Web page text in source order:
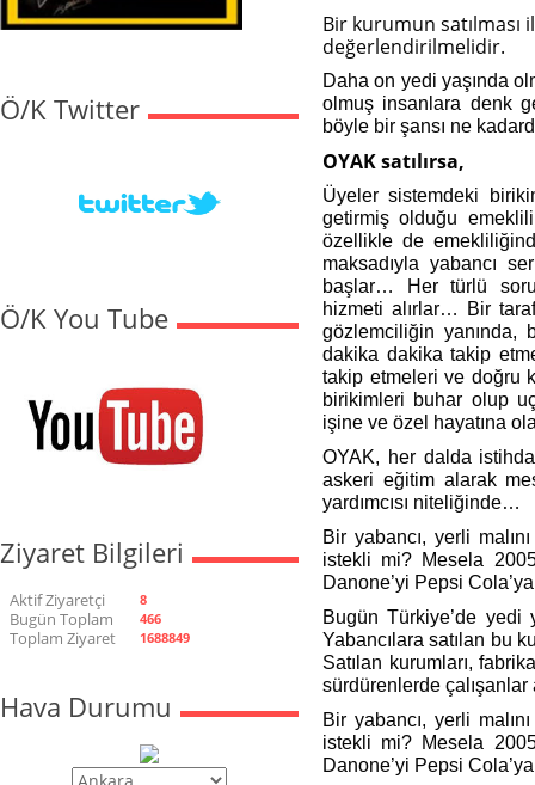
Ö/K Twitter
Ö/K You Tube
Ziyaret Bilgileri
Aktif Ziyaretçi 8
Bugün Toplam 466
Toplam Ziyaret 1688849
Hava Durumu
Bir kurumun satılması
değerlendirilmelidir.
Daha on yedi yaşında
olmuş insanlara denk
böyle bir şansı ne
OYAK satılırsa,
Üyeler sistemdeki
getirmiş olduğu
özellikle de
maksadıyla yabancı
başlar… Her türlü
hizmeti alırlar… Bir
gözlemciliğin yanında,
dakika dakika takip
takip etmeleri ve doğru
birikimleri buhar olup
işine ve özel hayatına
OYAK, her dalda
askeri eğitim alarak
yardımcısı niteliğinde…
Bir yabancı, yerli
istekli mi? Mesela
Danone’yi Pepsi
Bugün Türkiye’de yedi
Yabancılara satılan bu
Satılan kurumları,
sürdürenlerde çalışanlar
Bir yabancı, yerli
istekli mi? Mesela
Danone’yi Pepsi